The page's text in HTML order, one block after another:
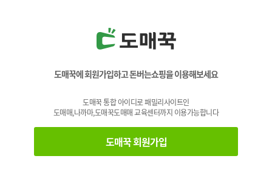
도매꾹에 회원가입하고 돈버는쇼핑을 이용해보세요
도매꾹 통합 아이디로 패밀리사이트인
도매매,나까마,도매꾹도매매 교육센터까지 이용가능합니다
도매꾹 회원가입